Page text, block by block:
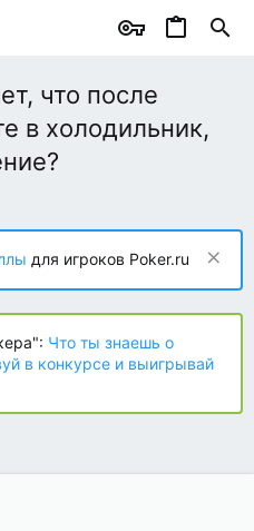
что после
в холодильник,
для игроков Poker.ru
Что ты знаешь о
в конкурсе и выигрывай